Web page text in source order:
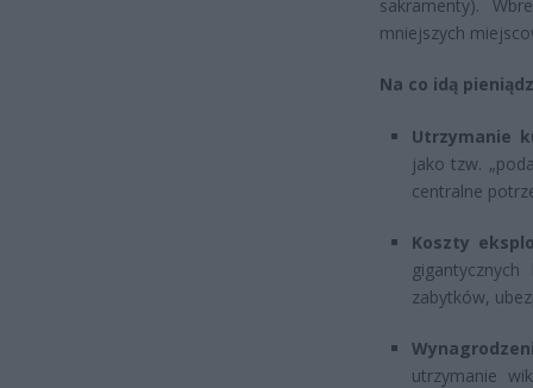
sakramenty).
mniejszych
Na co idą
Utrzymanie
jako tzw.
centralne
Koszty
zabytków,
utrzymanie